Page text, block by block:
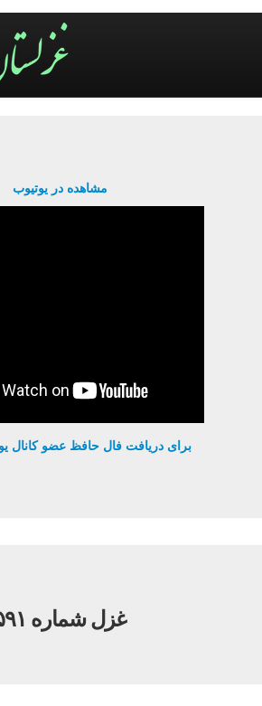
مشاهده در یوتیوب
برای دریافت فال حافظ عضو کانال
غزل شماره ۵۹۱